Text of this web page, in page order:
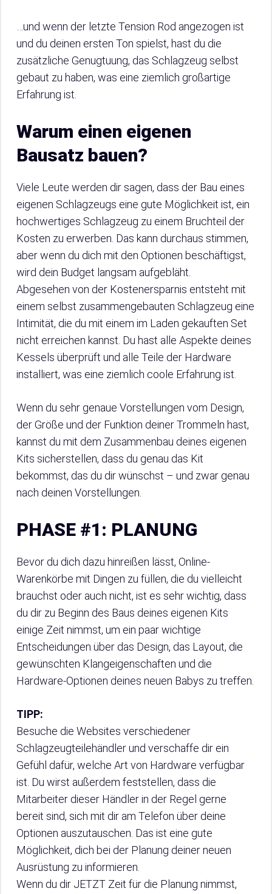
…und wenn der letzte Tension Rod angezogen ist
und du deinen ersten Ton spielst, hast du die
zusätzliche Genugtuung, das Schlagzeug selbst
gebaut zu haben, was eine ziemlich großartige
Erfahrung ist.
Warum einen eigenen
Bausatz bauen?
Viele Leute werden dir sagen, dass der Bau eines
eigenen Schlagzeugs eine gute Möglichkeit ist, ein
hochwertiges Schlagzeug zu einem Bruchteil der
Kosten zu erwerben. Das kann durchaus stimmen,
aber wenn du dich mit den Optionen beschäftigst,
wird dein Budget langsam aufgebläht.
Abgesehen von der Kostenersparnis entsteht mit
einem selbst zusammengebauten Schlagzeug eine
Intimität, die du mit einem im Laden gekauften Set
nicht erreichen kannst. Du hast alle Aspekte deines
Kessels überprüft und alle Teile der Hardware
installiert, was eine ziemlich coole Erfahrung ist.
Wenn du sehr genaue Vorstellungen vom Design,
der Größe und der Funktion deiner Trommeln hast,
kannst du mit dem Zusammenbau deines eigenen
Kits sicherstellen, dass du genau das Kit
bekommst, das du dir wünschst – und zwar genau
nach deinen Vorstellungen.
PHASE #1: PLANUNG
Bevor du dich dazu hinreißen lässt, Online-
Warenkörbe mit Dingen zu füllen, die du vielleicht
brauchst oder auch nicht, ist es sehr wichtig, dass
du dir zu Beginn des Baus deines eigenen Kits
einige Zeit nimmst, um ein paar wichtige
Entscheidungen über das Design, das Layout, die
gewünschten Klangeigenschaften und die
Hardware-Optionen deines neuen Babys zu treffen.
TIPP:
Besuche die Websites verschiedener
Schlagzeugteilehändler und verschaffe dir ein
Gefühl dafür, welche Art von Hardware verfügbar
ist. Du wirst außerdem feststellen, dass die
Mitarbeiter dieser Händler in der Regel gerne
bereit sind, sich mit dir am Telefon über deine
Optionen auszutauschen. Das ist eine gute
Möglichkeit, dich bei der Planung deiner neuen
Ausrüstung zu informieren.
Wenn du dir JETZT Zeit für die Planung nimmst,